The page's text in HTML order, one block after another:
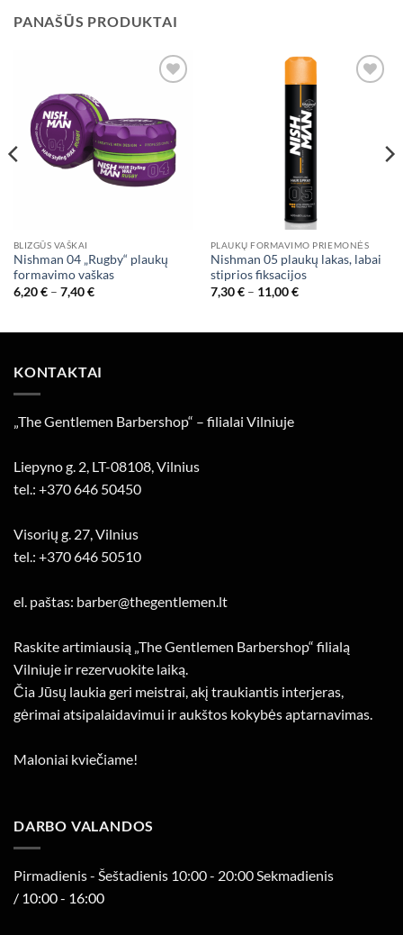
PANAŠŪS PRODUKTAI
BLIZGŪS VAŠKAI
Nishman 04 „Rugby“ plaukų
formavimo vaškas
6,20€ – 7,40€Price
PLAUKŲ FORMAVIMO PRIEMONĖS
Nishman 05 plaukų lakas, labai
stiprios fiksacijos
7,30€ – 11,00€Price
KONTAKTAI
„The Gentlemen Barbershop“ – filialai Vilniuje
Liepyno g. 2, LT-08108, Vilnius
tel.: +370 646 50450
Visorių g. 27, Vilnius
tel.: +370 646 50510
el. paštas: barber@thegentlemen.lt
Raskite artimiausią „The Gentlemen Barbershop“ filialą
Vilniuje ir rezervuokite laiką.
Čia Jūsų laukia geri meistrai, akį traukiantis interjeras,
gėrimai atsipalaidavimui ir aukštos kokybės aptarnavimas.
Maloniai kviečiame!
DARBO VALANDOS
Pirmadienis - Šeštadienis 10:00 - 20:00 Sekmadienis
/ 10:00 - 16:00